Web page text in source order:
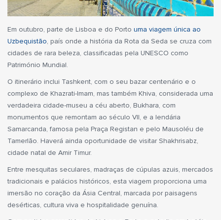
Em outubro, parte de Lisboa e do Porto uma viagem única ao
Uzbequistão, país onde a história da Rota da Seda se cruza com
cidades de rara beleza, classificadas pela UNESCO como
Património Mundial.
O itinerário inclui Tashkent, com o seu bazar centenário e o
complexo de Khazrati-Imam, mas também Khiva, considerada uma
verdadeira cidade-museu a céu aberto, Bukhara, com
monumentos que remontam ao século VII, e a lendária
Samarcanda, famosa pela Praça Registan e pelo Mausoléu de
Tamerlão. Haverá ainda oportunidade de visitar Shakhrisabz,
cidade natal de Amir Timur.
Entre mesquitas seculares, madraças de cúpulas azuis, mercados
tradicionais e palácios históricos, esta viagem proporciona uma
imersão no coração da Ásia Central, marcada por paisagens
desérticas, cultura viva e hospitalidade genuína.